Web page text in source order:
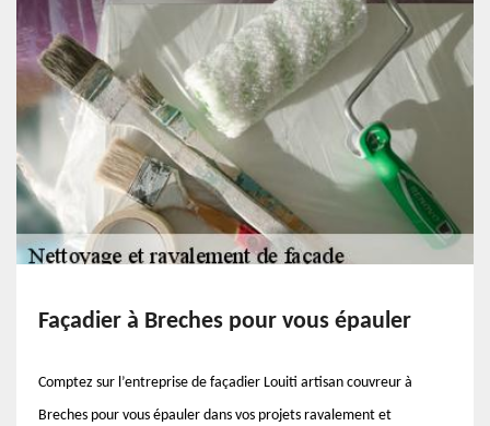
Façadier à Breches pour vous épauler
Comptez sur l’entreprise de façadier Louiti artisan couvreur à
Breches pour vous épauler dans vos projets ravalement et